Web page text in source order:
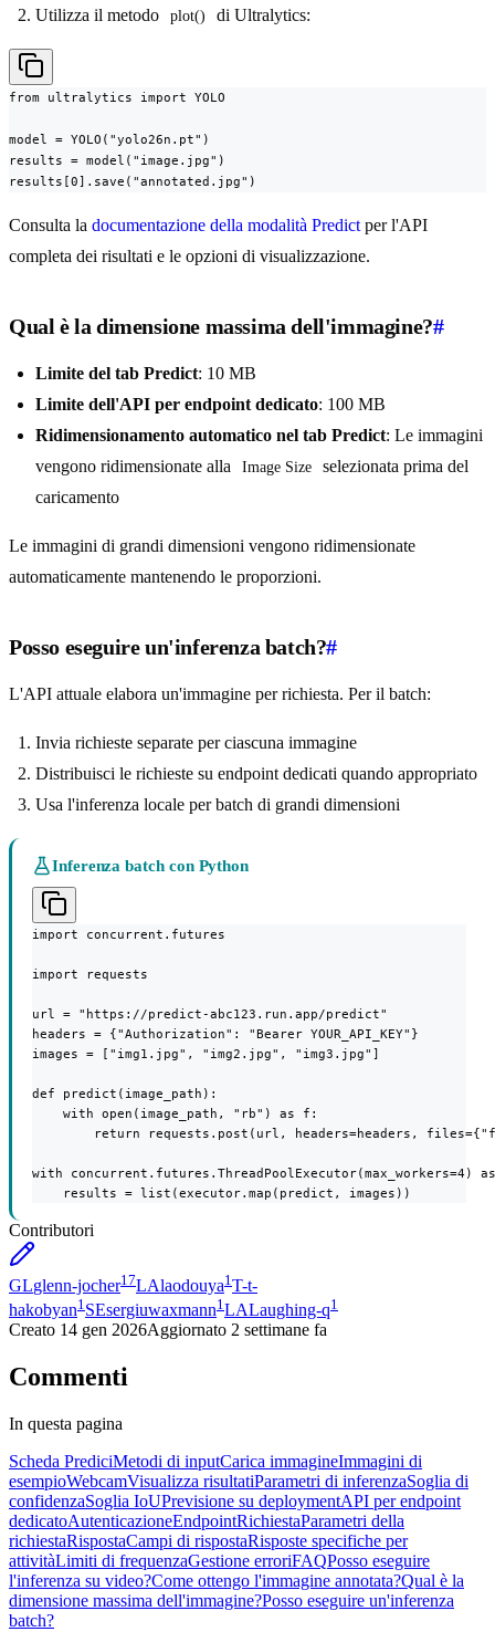
Utilizza il metodo
plot() di Ultralytics:
from ultralytics import YOLO
model = YOLO("yolo26n.pt")
results = model("image.jpg")
results[0].save("annotated.jpg")
Consulta la documentazione della modalità Predict per l'API
completa dei risultati e le opzioni di visualizzazione.
Qual è la dimensione massima dell'immagine?#
Limite del tab Predict: 10 MB
Limite dell'API per endpoint dedicato: 100 MB
Ridimensionamento automatico nel tab Predict: Le immagini
vengono ridimensionate alla
Image Size
selezionata prima del
caricamento
Le immagini di grandi dimensioni vengono ridimensionate
automaticamente mantenendo le proporzioni.
Posso eseguire un'inferenza batch?#
L'API attuale elabora un'immagine per richiesta. Per il batch:
Invia richieste separate per ciascuna immagine
Distribuisci le richieste su endpoint dedicati quando appropriato
Usa l'inferenza locale per batch di grandi dimensioni
Inferenza batch con Python
import concurrent.futures
import requests
url = "https://predict-abc123.run.app/predict"
headers = {"Authorization": "Bearer YOUR_API_KEY"}
images = ["img1.jpg", "img2.jpg", "img3.jpg"]
def predict(image_path):
    with open(image_path, "rb") as f:
return requests.post(url, headers=headers,
with concurrent.futures.ThreadPoolExecutor(max_workers=4)
    results = list(executor.map(predict, images))
Contributori
GLglenn-jocher17LAlaodouya1 T-t-
hakobyan1SEsergiuwaxmann1LALaughing-q1
Creato 14 gen 2026Aggiornato 2 settimane fa
Commenti
In questa pagina
Scheda PrediciMetodi di inputCarica immagineImmagini di
esempioWebcamVisualizza risultatiParametri di inferenzaSoglia di
confidenzaSoglia IoUPrevisione su deploymentAPI per endpoint
dedicatoAutenticazioneEndpointRichiestaParametri della
richiestaRispostaCampi di rispostaRisposte specifiche per
attivitàLimiti di frequenzaGestione erroriFAQPosso eseguire
l'inferenza su video?Come ottengo l'immagine annotata?Qual è la
dimensione massima dell'immagine?Posso eseguire un'inferenza
batch?